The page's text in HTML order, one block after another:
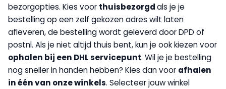
bezorgopties. Kies voor thuisbezorgdals je je
bestelling op een zelf gekozen adres wilt laten
afleveren, de bestelling wordt geleverd door DPD of
postnl. Als je niet altijd thuis bent, kun je ook kiezen voor
ophalen bij een DHL servicepunt. Wil je je bestelling
nog sneller in handen hebben? Kies dan voor afhalen
in één van onze winkels. Selecteer jouw winkel